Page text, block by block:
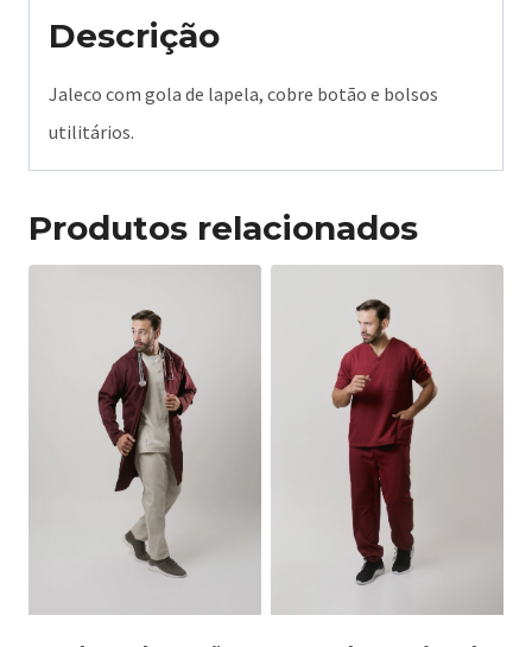
Descrição
Jaleco com gola de lapela, cobre botão e bolsos
utilitários.
Produtos relacionados